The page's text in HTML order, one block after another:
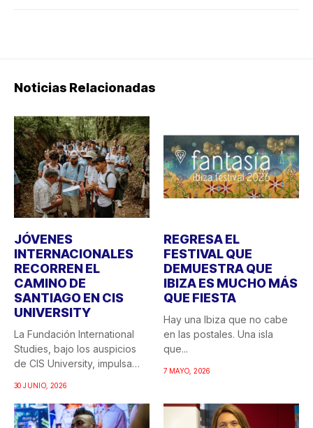
Noticias Relacionadas
JÓVENES
INTERNACIONALES
RECORREN EL
CAMINO DE
SANTIAGO EN CIS
UNIVERSITY
La Fundación International
Studies, bajo los auspicios
de CIS University, impulsa
30 JUNIO, 2026
REGRESA EL
FESTIVAL QUE
DEMUESTRA QUE
IBIZA ES MUCHO MÁS
QUE FIESTA
Hay una Ibiza que no cabe
en las postales. Una isla
que...
7 MAYO, 2026